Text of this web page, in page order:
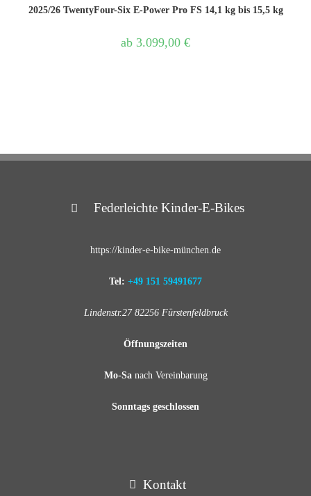
2025/26 TwentyFour-Six E-Power Pro FS 14,1 kg bis 15,5 kg
ab 3.099,00 €
Federleichte Kinder-E-Bikes
https://kinder-e-bike-münchen.de
Tel: +49 151 59491677
Lindenstr.27 82256 Fürstenfeldbruck
Öffnungszeiten
Mo-Sanach Vereinbarung
Sonntags geschlossen
Kontakt